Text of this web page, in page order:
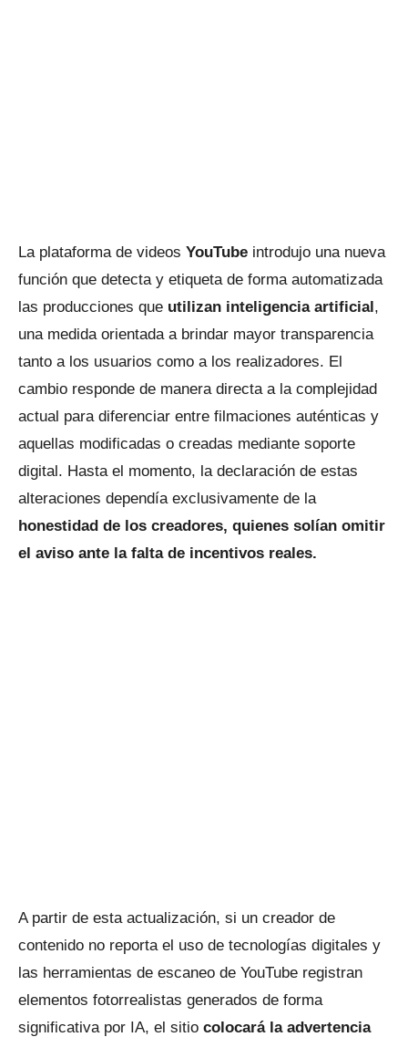
La plataforma de videos YouTube introdujo una nueva
función que detecta y etiqueta de forma automatizada
las producciones que utilizan inteligencia artificial,
una medida orientada a brindar mayor transparencia
tanto a los usuarios como a los realizadores. El
cambio responde de manera directa a la complejidad
actual para diferenciar entre filmaciones auténticas y
aquellas modificadas o creadas mediante soporte
digital. Hasta el momento, la declaración de estas
alteraciones dependía exclusivamente de la
honestidad de los creadores, quienes solían omitir
el aviso ante la falta de incentivos reales.
A partir de esta actualización, si un creador de
contenido no reporta el uso de tecnologías digitales y
las herramientas de escaneo de YouTube registran
elementos fotorrealistas generados de forma
significativa por IA, el sitio colocará la advertencia